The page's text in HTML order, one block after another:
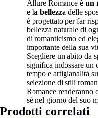
Allure Romance è un
e la bellezza delle
è progettato per far
bellezza naturale di
di romanticismo ed
importante della sua
Scegliere un abito da
significa indossare un
tempo e artigianalità
selezione di stili
Romance renderanno
sé nel giorno del suo
Prodotti correlati